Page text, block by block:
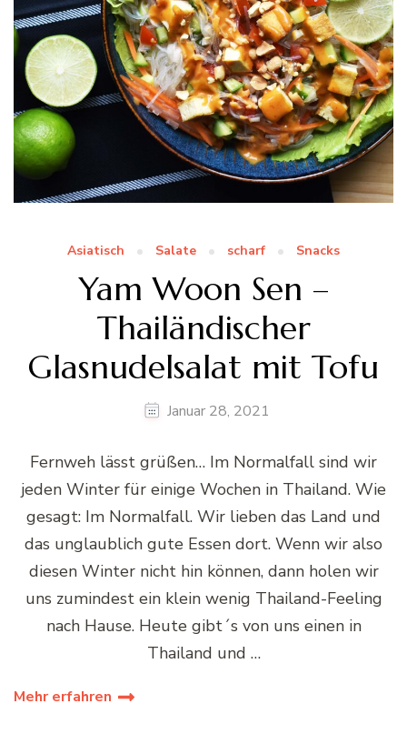
Asiatisch Salate scharf Snacks
Yam Woon Sen –
Thailändischer
Glasnudelsalat mit Tofu
Januar 28, 2021
Fernweh lässt grüßen… Im Normalfall sind wir
jeden Winter für einige Wochen in Thailand. Wie
gesagt: Im Normalfall. Wir lieben das Land und
das unglaublich gute Essen dort. Wenn wir also
diesen Winter nicht hin können, dann holen wir
uns zumindest ein klein wenig Thailand-Feeling
nach Hause. Heute gibt´s von uns einen in
Thailand und …
Mehr erfahren